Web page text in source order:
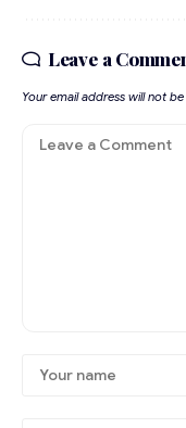
Leave a
Your email address will not